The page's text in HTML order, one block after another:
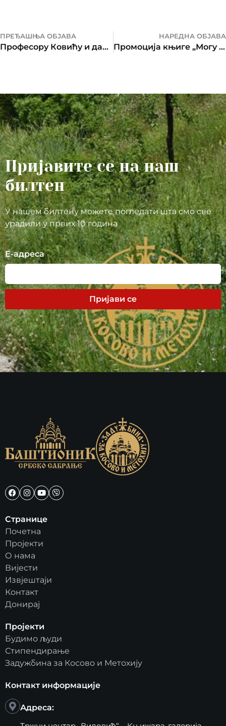
ПРЕЂАШЊА ОБЈАВА
Професору Ковићу и даље забрањен улазак у БиХ
НАРЕДНА ОБЈАВА
Промоција књиге „Могу ли и ја са вама…”
Пријавите се на наш
билтен
У нашем билтену можете погледати шта смо све
урадили у првих 10 година
Е-адреса
Пријави се
Странице
Почетна
Пројекти
О нама
Вијести
Извјештаји
Контакт
Донирај
Пројекти
Будимо људи
Стипендирање
Задужбина за Косово и Метохију
Контакт информације
Адреса: